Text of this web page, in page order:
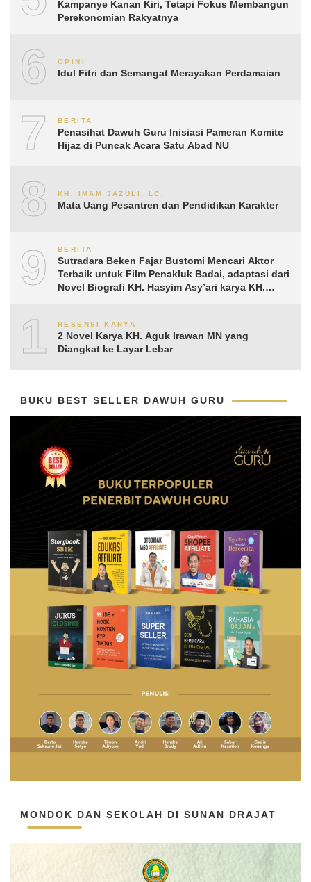
Kampanye Kanan Kiri, Tetapi Fokus Membangun
Perekonomian Rakyatnya
6 OPINI
Idul Fitri dan Semangat Merayakan Perdamaian
7 BERITA
Penasihat Dawuh Guru Inisiasi Pameran Komite
Hijaz di Puncak Acara Satu Abad NU
8 KH. IMAM JAZULI, LC.
Mata Uang Pesantren dan Pendidikan Karakter
9 BERITA
Sutradara Beken Fajar Bustomi Mencari Aktor
Terbaik untuk Film Penakluk Badai, adaptasi dari
Novel Biografi KH. Hasyim Asy’ari karya KH.
10RESENSI KARYA
2 Novel Karya KH. Aguk Irawan MN yang
Diangkat ke Layar Lebar
BUKU BEST SELLER DAWUH GURU
MONDOK DAN SEKOLAH DI SUNAN DRAJAT